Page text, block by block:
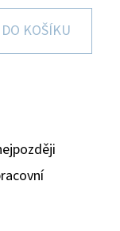
DO KOŠÍKU